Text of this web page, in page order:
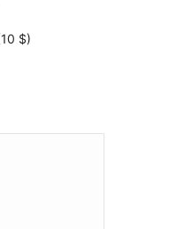
$)